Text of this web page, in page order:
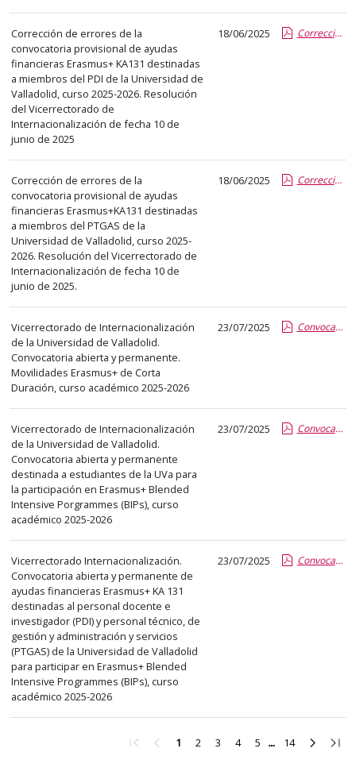
el
enlace
que
abre
un
PDF
con
el
detalle
del
anuncio
completo.
Corrección de errores de la
convocatoria provisional de ayudas
financieras Erasmus+ KA131 destinadas
a miembros del PDI de la Universidad de
Valladolid, curso 2025-2026. Resolución
del Vicerrectorado de
Internacionalización de fecha 10 de
junio de 2025
18/06/2025 Corrección errores Convocatoria PDI Erasmus+KA132_25-26.pdf.pdf
Corrección de errores de la
convocatoria provisional de ayudas
financieras Erasmus+KA131 destinadas
a miembros del PTGAS de la
Universidad de Valladolid, curso 2025-
2026. Resolución del Vicerrectorado de
Internacionalización de fecha 10 de
junio de 2025.
18/06/2025 Corrección errores Convocatoria PTGAS Erasmus+ KA131_25-26.pdf.pdf
Vicerrectorado de Internacionalización
de la Universidad de Valladolid.
Convocatoria abierta y permanente.
Movilidades Erasmus+ de Corta
Duración, curso académico 2025-2026
23/07/2025 Convocatoria abierta corta duración Erasmus+ 25-26.pdf.pdf
Vicerrectorado de Internacionalización
de la Universidad de Valladolid.
Convocatoria abierta y permanente
destinada a estudiantes de la UVa para
la participación en Erasmus+ Blended
Intensive Porgrammes (BIPs), curso
académico 2025-2026
23/07/2025 Convocatoria abierta BIPs para estudiantes 25-26.pdf.pdf
Vicerrectorado Internacionalización.
Convocatoria abierta y permanente de
ayudas financieras Erasmus+ KA 131
destinadas al personal docente e
investigador (PDI) y personal técnico, de
gestión y administración y servicios
(PTGAS) de la Universidad de Valladolid
para participar en Erasmus+ Blended
Intensive Programmes (BIPs), curso
académico 2025-2026
23/07/2025 Convocatoria abierta BIPs para PDI y PTGAS 25-26.pdf.pdf
Ir
Ir
1 2Ir
3 4Ir
5 14Ir
Ir
Ir